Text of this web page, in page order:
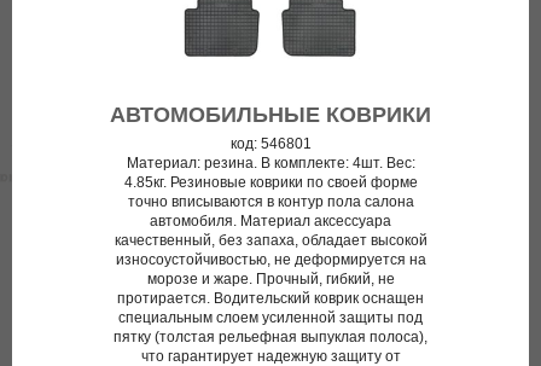
АВТОМОБИЛЬНЫЕ КОВРИКИ
код: 546801
Материал: резина. В комплекте: 4шт. Вес:
4.85кг. Резиновые коврики по своей форме
точно вписываются в контур пола салона
автомобиля. Материал аксессуара
качественный, без запаха, обладает высокой
износоустойчивостью, не деформируется на
морозе и жаре. Прочный, гибкий, не
протирается. Водительский коврик оснащен
специальным слоем усиленной защиты под
пятку (толстая рельефная выпуклая полоса),
что гарантирует надежную защиту от